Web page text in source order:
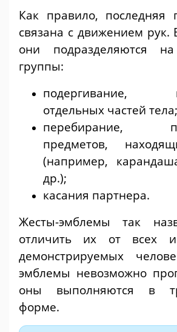
Как правило, последняя
связана с движением рук.
они подразделяются
группы:
подергивание,
отдельных частей тела;
перебирание,
предметов,
(например,
др.);
касания партнера.
Жесты-эмблемы так
отличить их от всех
демонстрируемых
эмблемы невозможно
оны выполняются в
форме.